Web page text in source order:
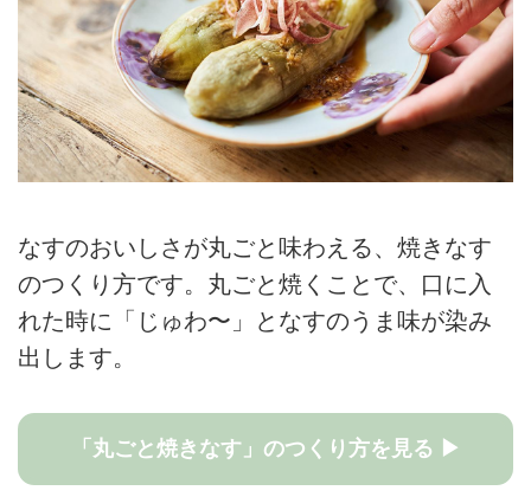
なすのおいしさが丸ごと味わえる、焼きなす
のつくり方です。丸ごと焼くことで、口に入
れた時に「じゅわ〜」となすのうま味が染み
出します。
「丸ごと焼きなす」のつくり方を見る ▶